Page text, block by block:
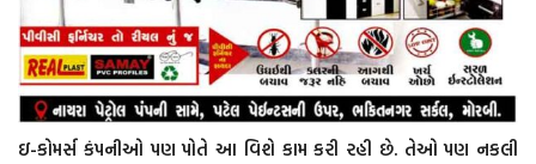
ઇ-કોમર્સ કંપનીઓ પણ પોતે આ વિશે કામ કરી રહી છે. તેઓ પણ નકલી